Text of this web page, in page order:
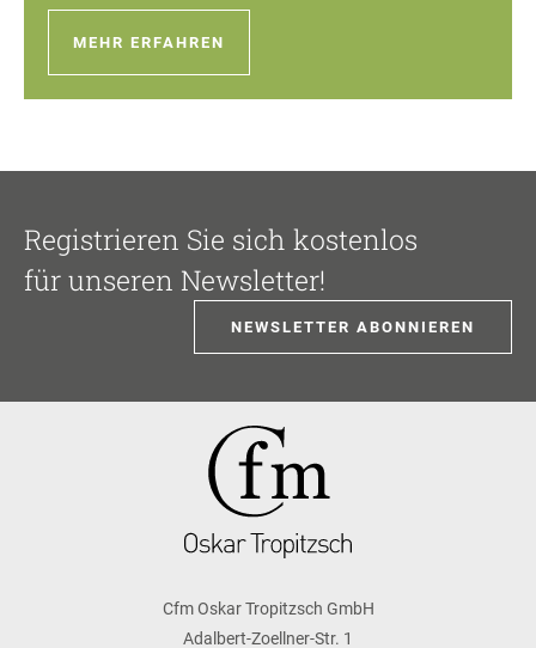
MEHR ERFAHREN
Registrieren Sie sich kostenlos
für unseren Newsletter!
NEWSLETTER ABONNIEREN
Cfm Oskar Tropitzsch GmbH
Adalbert-Zoellner-Str. 1